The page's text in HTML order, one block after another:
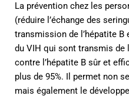
La prévention chez les
(réduire l’échange des
transmission de l’hépatite B
du VIH qui sont transmis de
contre l’hépatite B sûr et
plus de 95%. Il permet non
mais également le